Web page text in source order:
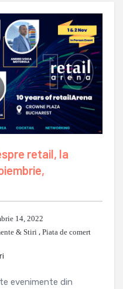
retail, la
14, 2022
& Stiri, Piata de comert
evenimente din